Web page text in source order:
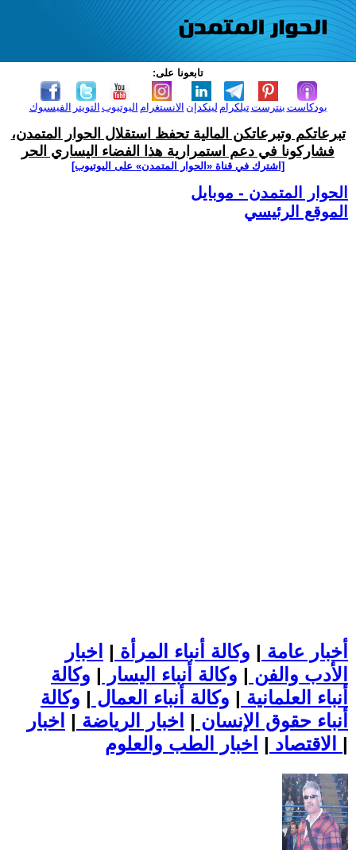
تابعونا على:
الفيسبوك التويتر اليوتيوب الانستغرام لينكدإن تيلكرامبنترست بودكاست
تبرعاتكم وتبرعاتكن المالية تحفظ استقلال الحوار المتمدن،
فشاركونا في دعم استمرارية هذا الفضاء اليساري الحر
[اشترك في قناة ‫«الحوار المتمدن» على اليوتيوب]
الحوار المتمدن - موبايل
الموقع الرئيسي
أخبار عامة | وكالة أنباء المرأة | اخبار
الأدب والفن | وكالة أنباء اليسار | وكالة
أنباء العلمانية | وكالة أنباء العمال | وكالة
أنباء حقوق الإنسان | اخبار الرياضة | اخبار
الاقتصاد | |